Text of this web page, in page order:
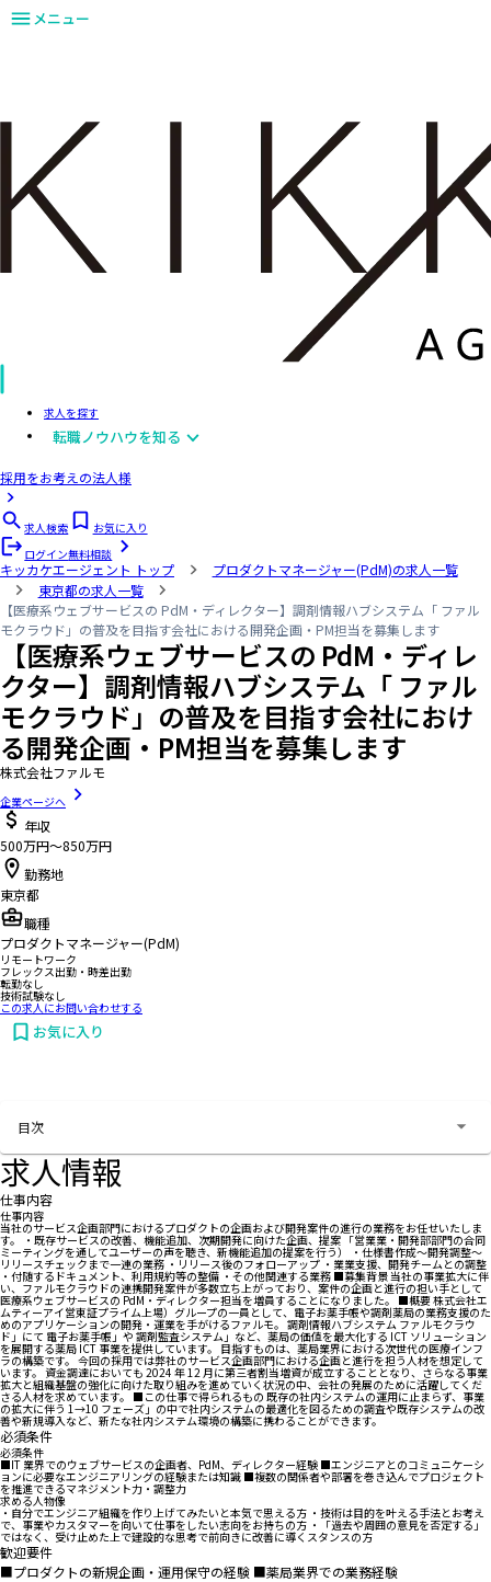
メニュー
求人を探す
転職ノウハウを知る
採用をお考えの法人様
求人検索
お気に入り
ログイン無料相談
キッカケエージェント トップ
プロダクトマネージャー(PdM)の求人一覧
東京都の求人一覧
【医療系ウェブサービスの PdM・ディレクター】調剤情報ハブシステム「 ファル
モクラウド」の普及を目指す会社における開発企画・PM担当を募集します
【医療系ウェブサービスの PdM・ディレ
クター】調剤情報ハブシステム「 ファル
モクラウド」の普及を目指す会社におけ
る開発企画・PM担当を募集します
株式会社ファルモ
企業ページへ
年収
500万円〜850万円
勤務地
東京都
職種
プロダクトマネージャー(PdM)
リモートワーク
フレックス出勤・時差出勤
転勤なし
技術試験なし
この求人にお問い合わせする
お気に入り
目次
求人情報
仕事内容
仕事内容
当社のサービス企画部門におけるプロダクトの企画および開発案件の進行の業務をお任せいたしま
す。 ・既存サービスの改善、機能追加、次期開発に向けた企画、提案 「営業業・開発部部門の合同
ミーティングを通してユーザーの声を聴き、新機能追加の提案を行う） ・仕様書作成～開発調整～
リリースチェックまで一連の業務 ・リリース後のフォローアップ ・業業支援、開発チームとの調整
・付随するドキュメント、利用規約等の整備 ・その他関連する業務 ■募集背景 当社の事業拡大に伴
い、ファルモクラウドの連携開発案件が多数立ち上がっており、案件の企画と進行の担い手として
医療系ウェブサービスの PdM・ディレクター担当を増員することになりました。 ■概要 株式会社エ
ムティーアイ営東証プライム上場）グループの一員として、電子お薬手帳や調剤薬局の業務支援のた
めのアプリケーションの開発・運業を手がけるファルモ。 調剤情報ハブシステム ファルモクラウ
ド」にて 電子お薬手帳」や 調剤監査システム」など、薬局の価値を最大化する ICT ソリューション
を展開する薬局 ICT 事業を提供しています。 目指すものは、薬局業界における次世代の医療インフ
ラの構築です。 今回の採用では弊社のサービス企画部門における企画と進行を担う人材を想定して
います。 資金調達においても 2024 年 12 月に第三者割当増資が成立することとなり、さらなる事業
拡大と組織基盤の強化に向けた取り組みを進めていく状況の中、会社の発展のために活躍してくだ
さる人材を求めています。 ■この仕事で得られるもの 既存の社内システムの運用に止まらず、事業
の拡大に伴う 1→10 フェーズ」の中で社内システムの最適化を図るための調査や既存システムの改
善や新規導入など、新たな社内システム環境の構築に携わることができます。
必須条件
必須条件
■IT 業界でのウェブサービスの企画者、PdM、ディレクター経験 ■エンジニアとのコミュニケーシ
ョンに必要なエンジニアリングの経験または知識 ■複数の関係者や部署を巻き込んでプロジェクト
を推進できるマネジメント力・調整力
求める人物像
・自分でエンジニア組織を作り上げてみたいと本気で思える方 ・技術は目的を叶える手法とお考え
で、事業やカスタマーを向いて仕事をしたい志向をお持ちの方 ・「過去や周囲の意見を否定する」
ではなく、受け止めた上で建設的な思考で前向きに改善に導くスタンスの方
歓迎要件
■プロダクトの新規企画・運用保守の経験 ■薬局業界での業務経験